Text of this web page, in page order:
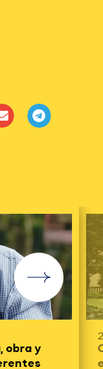
obra y